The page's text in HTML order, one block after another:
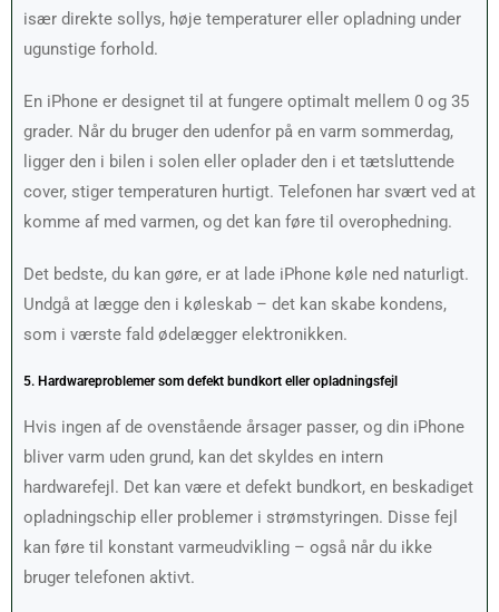
især direkte sollys, høje temperaturer eller opladning under
ugunstige forhold.
En iPhone er designet til at fungere optimalt mellem 0 og 35
grader. Når du bruger den udenfor på en varm sommerdag,
ligger den i bilen i solen eller oplader den i et tætsluttende
cover, stiger temperaturen hurtigt. Telefonen har svært ved at
komme af med varmen, og det kan føre til overophedning.
Det bedste, du kan gøre, er at lade iPhone køle ned naturligt.
Undgå at lægge den i køleskab – det kan skabe kondens,
som i værste fald ødelægger elektronikken.
5. Hardwareproblemer som defekt bundkort eller opladningsfejl
Hvis ingen af de ovenstående årsager passer, og din iPhone
bliver varm uden grund, kan det skyldes en intern
hardwarefejl. Det kan være et defekt bundkort, en beskadiget
opladningschip eller problemer i strømstyringen. Disse fejl
kan føre til konstant varmeudvikling – også når du ikke
bruger telefonen aktivt.